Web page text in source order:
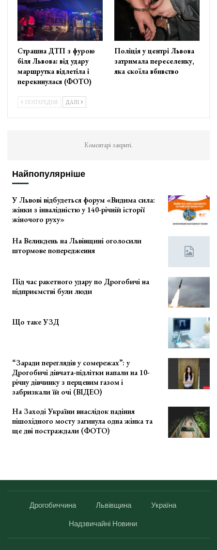
Страшна ДТП з фурою
біля Львова: від удару
маршрутка відлетіла і
перекинулася (ФОТО)
Поліція у центрі Львова
затримала переселенку,
яка скоїла вбивство
ПОПЕРЕДНЯ ДАЛІ
Коментарі закриті.
Найпопулярніше
У Львові відбудеться форум «Видима сила:
жінки з інвалідністю у 140-річній історії
жіночого руху»
На Великдень на Львівщині оголосили
штормове попередження
Під час ракетного удару по Дрогобичі на
підприємстві були люди
Що таке УЗД
“Заради переглядів у сомережах”: у
Дрогобичі дівчата-підлітки напали на 10-
річну дівчинку з перцевим газом і
забризкали їй очі (ВІДЕО)
На Заході України внаслідок падіння
пішохідного мосту загинула одна жінка та
ще дві постраждали (ФОТО)
Дрогобиччина Львівщина Україна
Надзвичайні Новини